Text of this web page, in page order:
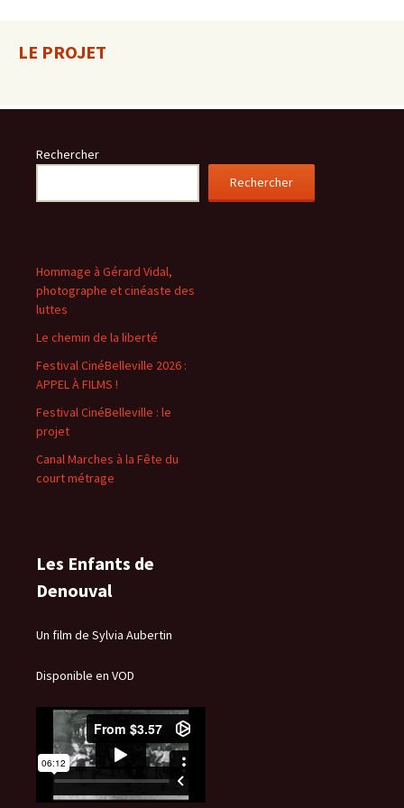
LE PROJET
Rechercher
Rechercher
Hommage à Gérard Vidal,
photographe et cinéaste des
luttes
Le chemin de la liberté
Festival CinéBelleville 2026 :
APPEL À FILMS !
Festival CinéBelleville : le
projet
Canal Marches à la Fête du
court métrage
Les Enfants de
Denouval
Un film de Sylvia Aubertin
Disponible en VOD